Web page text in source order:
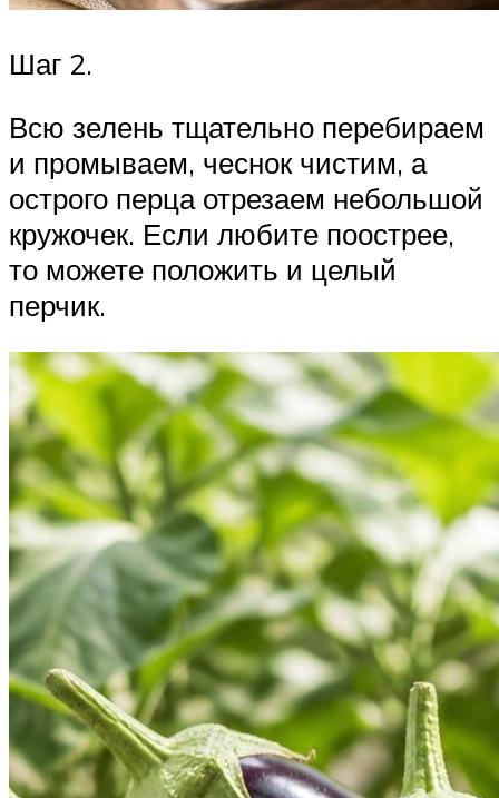
Шаг 2.
Всю зелень тщательно перебираем
и промываем, чеснок чистим, а
острого перца отрезаем небольшой
кружочек. Если любите поострее,
то можете положить и целый
перчик.